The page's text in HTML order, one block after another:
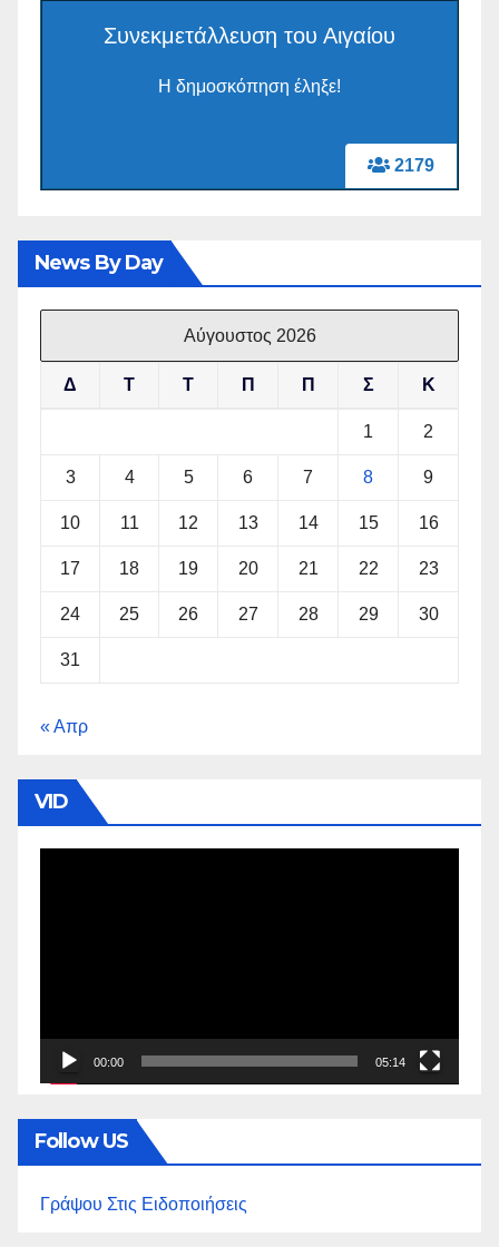
2179
Συνεκμετάλλευση του Αιγαίου
Η δημοσκόπηση έληξε!
News By Day
Αύγουστος 2026
Δ Τ Τ Π Π Σ Κ
1 2
3 4 5 6 7 8 9
10 11 12 13 14 15 16
17 18 19 20 21 22 23
24 25 26 27 28 29 30
31
« Απρ
VID
00:00 05:14
Follow US
Γράψου Στις Ειδοποιήσεις